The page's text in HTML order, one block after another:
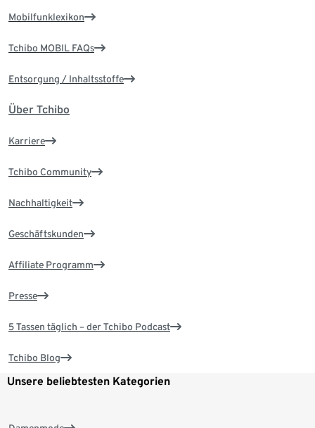
Mobilfunklexikon
Tchibo MOBIL FAQs
Entsorgung / Inhaltsstoffe
Über Tchibo
Karriere
Tchibo Community
Nachhaltigkeit
Geschäftskunden
Affiliate Programm
Presse
5 Tassen täglich – der Tchibo Podcast
Tchibo Blog
Unsere beliebtesten Kategorien